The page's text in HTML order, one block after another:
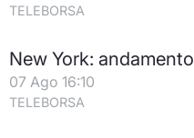
TELEBORSA
New York:
07 Ago 16:10
TELEBORSA